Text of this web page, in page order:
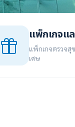
แพ็กเกจแ
แพ็กเกจตรวจสุ
เศษ